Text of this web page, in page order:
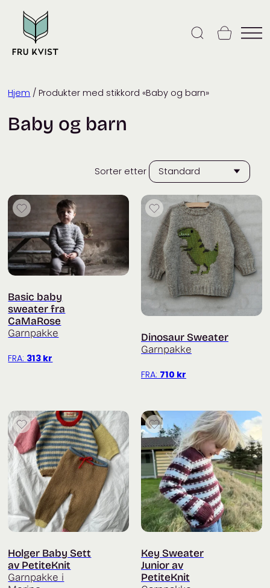
content
Hjem / Produkter med stikkord «Baby og barn»
Baby og barn
Sorter etter
Basic baby
sweater fra
CaMaRose
Garnpakke
FRA: 313 kr
Dinosaur Sweater
Garnpakke
FRA: 710 kr
Holger Baby Sett
av PetiteKnit
Garnpakke i
Key Sweater
Junior av
PetiteKnit